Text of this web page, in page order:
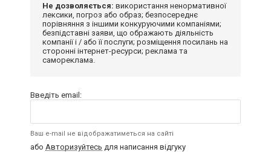
Не дозволяється: використання ненормативної
лексики, погроз або образ; безпосереднє
порівняння з іншими конкуруючими компаніями;
безпідставні заяви, що ображають діяльність
компанії і / або її послуги; розміщення посилань на
сторонні інтернет-ресурси; реклама та
самореклама.
Введіть email:
Ваш e-mail не відображатиметься на сайті
або Авторизуйтесь для написання відгуку